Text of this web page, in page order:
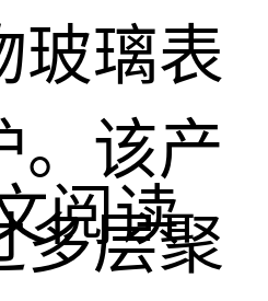
玻璃表
。该产
多层聚
阅读